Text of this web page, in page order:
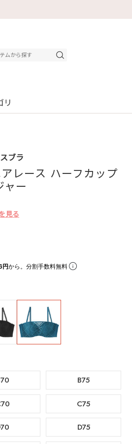
リ
ブラ
レース ハーフカップ
ャー
見る
円から。分割手数料無料
B75
C75
D75